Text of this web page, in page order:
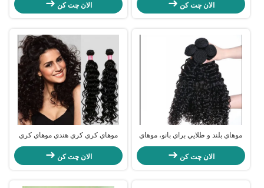
موهاي موهاي موهاي موهاي موهاي
موهاي موهاي موهاي مو
الان چت کن
الان چت کن
موهاي بلند و طلايي براي بانو، موهاي
ابريشمي صاف
الان چت کن
موهاي کري کري هندي موهاي کري
انسان خالي 14 اينچ سياه
الان چت کن